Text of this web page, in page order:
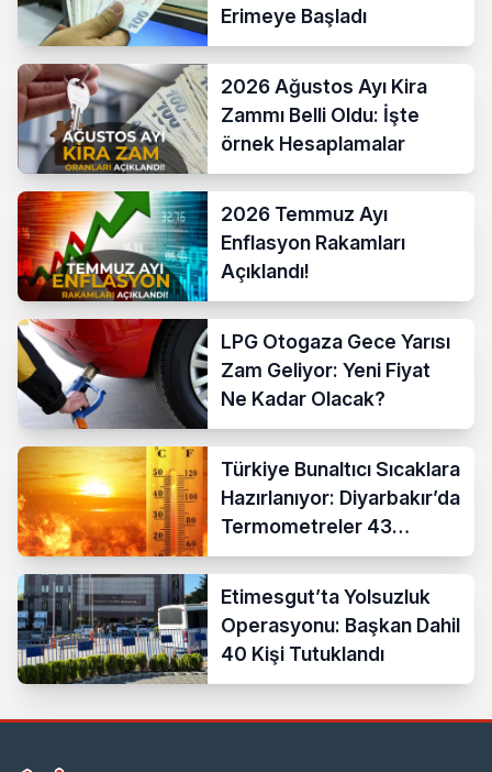
Erimeye Başladı
2026 Ağustos Ayı Kira
Zammı Belli Oldu: İşte
örnek Hesaplamalar
2026 Temmuz Ayı
Enflasyon Rakamları
Açıklandı!
LPG Otogaza Gece Yarısı
Zam Geliyor: Yeni Fiyat
Ne Kadar Olacak?
Türkiye Bunaltıcı Sıcaklara
Hazırlanıyor: Diyarbakır’da
Termometreler 43
Dereceyi Gösterecek
Etimesgut’ta Yolsuzluk
Operasyonu: Başkan Dahil
40 Kişi Tutuklandı